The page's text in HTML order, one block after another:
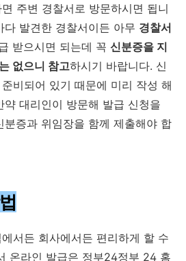
주변 경찰서로 방문하시면 됩니
다 발견한 경찰서이든 아무 경찰서
받으시면 되는데 꼭 신분증을 지
없으니 참고하시기 바랍니다. 신
비되어 있기 때문에 미리 작성 해
약 대리인이 방문해 발급 신청을
분증과 위임장을 함께 제출해야 합
서든 회사에서든 편리하게 할 수
온라인 발급은 정부24정부 24 홈